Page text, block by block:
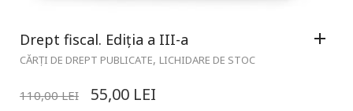
Drept fiscal. Ediția a III-a
CĂRȚI DE DREPT PUBLICATE, LICHIDARE DE STOC
110,00LEI 55,00 LEI